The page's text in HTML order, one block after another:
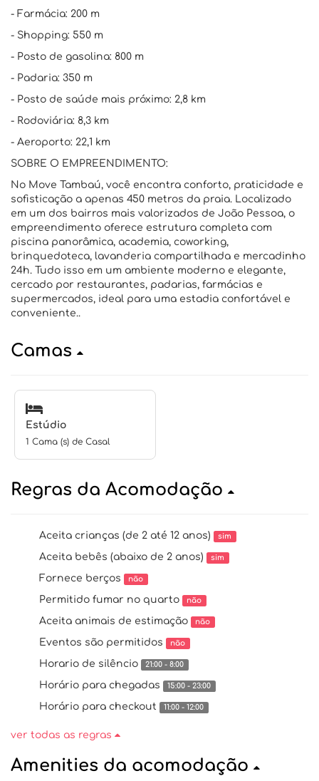
- Farmácia: 200 m
- Shopping: 550 m
- Posto de gasolina: 800 m
- Padaria: 350 m
- Posto de saúde mais próximo: 2,8 km
- Rodoviária: 8,3 km
- Aeroporto: 22,1 km
SOBRE O EMPREENDIMENTO:
No Move Tambaú, você encontra conforto, praticidade e
sofisticação a apenas 450 metros da praia. Localizado
em um dos bairros mais valorizados de João Pessoa, o
empreendimento oferece estrutura completa com
piscina panorâmica, academia, coworking,
brinquedoteca, lavanderia compartilhada e mercadinho
24h. Tudo isso em um ambiente moderno e elegante,
cercado por restaurantes, padarias, farmácias e
supermercados, ideal para uma estadia confortável e
conveniente..
Camas
Estúdio
1 Cama (s) de Casal
Regras da Acomodação
Aceita crianças (de 2 até 12 anos) sim
Aceita bebês (abaixo de 2 anos) sim
Fornece berços não
Permitido fumar no quarto não
Aceita animais de estimação não
Eventos são permitidos não
Horario de silêncio 21:00 - 8:00
Horário para chegadas 15:00 - 23:00
Horário para checkout 11:00 - 12:00
ver todas as regras
Amenities da acomodação